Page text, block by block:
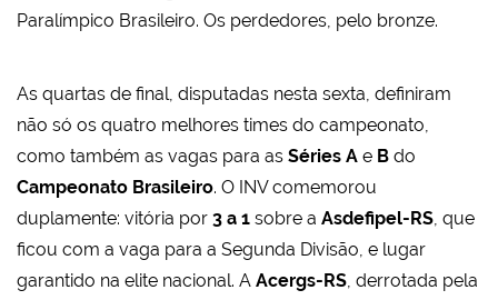
Paralímpico Brasileiro. Os perdedores, pelo bronze.
As quartas de final, disputadas nesta sexta, definiram
não só os quatro melhores times do campeonato,
como também as vagas para as Séries A e B do
Campeonato Brasileiro. O INV comemorou
duplamente: vitória por 3 a 1 sobre a Asdefipel-RS, que
ficou com a vaga para a Segunda Divisão, e lugar
garantido na elite nacional. A Acergs-RS, derrotada pela